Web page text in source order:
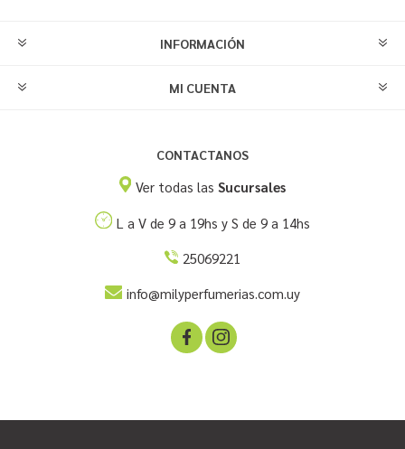
INFORMACIÓN
MI CUENTA
CONTACTANOS
Ver todas lasSucursales
L a V de 9 a 19hs y S de 9 a 14hs
25069221
info@milyperfumerias.com.uy